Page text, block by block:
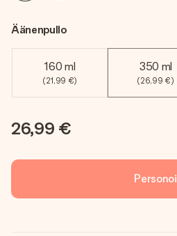
Äänenpullo
160 ml
(21,99 €)
350 ml
(26,99 €)
26,99 €
Personoi